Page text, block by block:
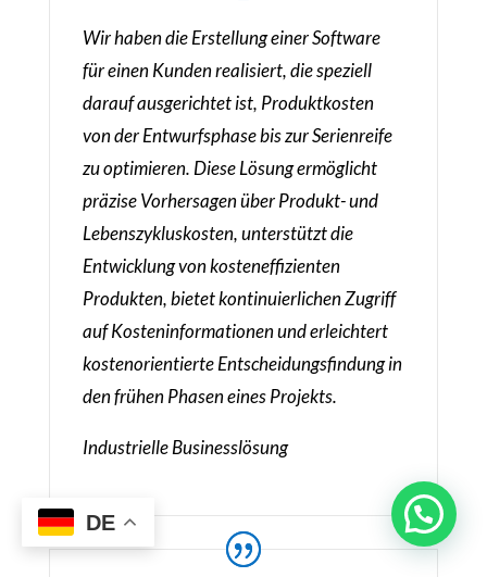
Wir haben die Erstellung einer Software
für einen Kunden realisiert, die speziell
darauf ausgerichtet ist, Produktkosten
von der Entwurfsphase bis zur Serienreife
zu optimieren. Diese Lösung ermöglicht
präzise Vorhersagen über Produkt- und
Lebenszykluskosten, unterstützt die
Entwicklung von kosteneffizienten
Produkten, bietet kontinuierlichen Zugriff
auf Kosteninformationen und erleichtert
kostenorientierte Entscheidungsfindung in
den frühen Phasen eines Projekts.
Industrielle Businesslösung
DE